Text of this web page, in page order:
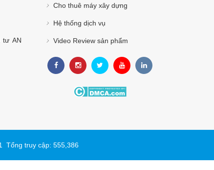
tư AN
Cho thuê máy xây dựng
Hệ thống dịch vụ
Video Review sản phẩm
Hôm nay: 271 Tổng truy cập: 555,386